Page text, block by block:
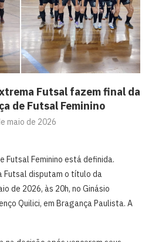
Futsal fazem final da
de Futsal Feminino
maio de 2026
Futsal Feminino está definida.
Futsal disputam o título da
de 2026, às 20h, no Ginásio
Quilici, em Bragança Paulista. A